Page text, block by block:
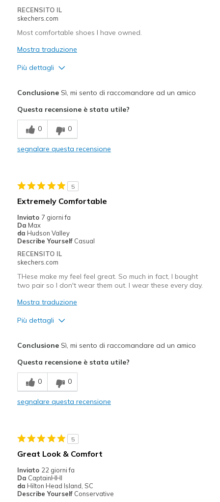
RECENSITO IL
skechers.com
Most comfortable shoes I have owned.
Mostra traduzione
Più dettagli
Comfortable
Stylish
Going Out
Width
Sizing
View On Shoes
Shoes are for Wearing
ConclusioneSì, mi sento di raccomandare ad un amico
Questa recensione è stata utile?
0 0
segnalare questa recensione
5
Extremely Comfortable
Inviato 7 giorni fa
Da Max
da Hudson Valley
Describe Yourself Casual
RECENSITO IL
skechers.com
THese make my feel feel great. So much in fact, I bought
two pair so I don't wear them out. I wear these every day.
Mostra traduzione
Più dettagli
Stylish
Migliori Utilizzi:
Casual Wear
Travel
Width
Sizing
View On Shoes
Shoes are for Wearing
ConclusioneSì, mi sento di raccomandare ad un amico
Questa recensione è stata utile?
0 0
segnalare questa recensione
5
Great Look & Comfort
Inviato 22 giorni fa
Da CaptainHHI
da Hilton Head Island, SC
Describe Yourself Conservative